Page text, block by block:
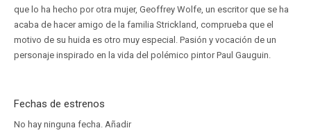
que lo ha hecho por otra mujer, Geoffrey Wolfe, un escritor que se ha
acaba de hacer amigo de la familia Strickland, comprueba que el
motivo de su huida es otro muy especial. Pasión y vocación de un
personaje inspirado en la vida del polémico pintor Paul Gauguin.
Fechas de estrenos
No hay ninguna fecha. Añadir